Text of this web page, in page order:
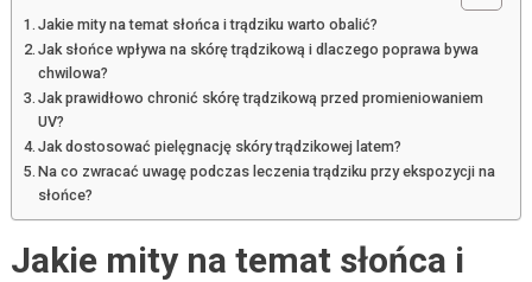
Jakie mity na temat słońca i trądziku warto obalić?
Jak słońce wpływa na skórę trądzikową i dlaczego poprawa bywa
chwilowa?
Jak prawidłowo chronić skórę trądzikową przed promieniowaniem
UV?
Jak dostosować pielęgnację skóry trądzikowej latem?
Na co zwracać uwagę podczas leczenia trądziku przy ekspozycji na
słońce?
Jakie mity na temat słońca i